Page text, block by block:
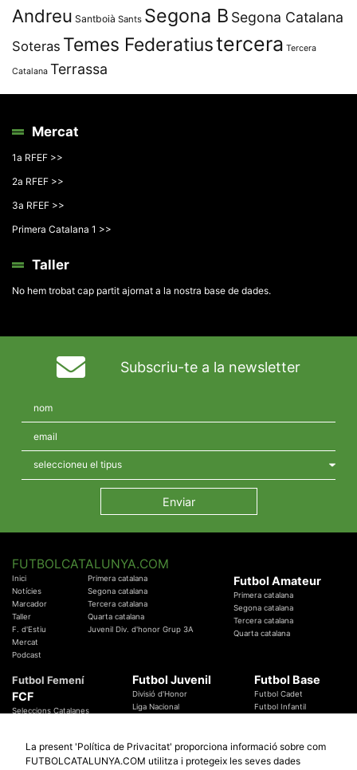
Andreu Santboià Sants Segona B Segona Catalana
Soteras Temes Federatiustercera Tercera
Catalana Terrassa
Mercat
1a RFEF >>
2a RFEF >>
3a RFEF >>
Primera Catalana 1 >>
Taller
No hem trobat cap partit ajornat a la nostra base de dades.
Subscriu-te a la newsletter
FUTBOLCATALUNYA.COM
Inici
Notícies
Marcador
Taller
F. d'Estiu
Mercat
Podcast
Primera catalana
Segona catalana
Tercera catalana
Quarta catalana
Juvenil Div. d'honor Grup 3A
Futbol Amateur
Primera catalana
Segona catalana
Tercera catalana
Quarta catalana
Futbol Femení
FCF
Seleccions Catalanes
Temes Federatius
Futbol Juvenil
Divisió d'Honor
Liga Nacional
Futbol Base
Futbol Cadet
Futbol Infantil
La present 'Política de Privacitat' proporciona informació sobre com
FUTBOLCATALUNYA.COM utilitza i protegeix les seves dades